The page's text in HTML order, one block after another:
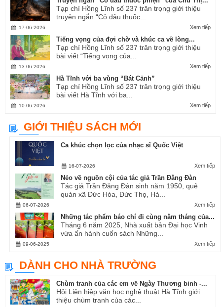
Tạp chí Hồng Lĩnh số 237 trân trọng giới thiệu
truyện ngắn “Cô dâu thuốc...
Xem tiếp
17-06-2026
Tiếng vọng của đợi chờ và khúc ca về lòng...
Tạp chí Hồng Lĩnh số 237 trân trọng giới thiệu
bài viết “Tiếng vọng của...
Xem tiếp
13-06-2026
Hà Tĩnh với ba vùng “Bát Cảnh”
Tạp chí Hồng Lĩnh số 237 trân trọng giới thiệu
bài viết Hà Tĩnh với ba...
Xem tiếp
10-06-2026
GIỚI THIỆU SÁCH MỚI
Ca khúc chọn lọc của nhạc sĩ Quốc Việt
Xem tiếp
16-07-2026
Nẻo về nguồn cội của tác giả Trần Đăng Đàn
Tác giả Trần Đăng Đàn sinh năm 1950, quê
quán xã Đức Hòa, Đức Thọ, Hà...
Xem tiếp
06-07-2026
Những tác phẩm báo chí đi cùng năm tháng của...
Tháng 6 năm 2025, Nhà xuất bản Đại học Vinh
vừa ấn hành cuốn sách Những...
Xem tiếp
09-06-2025
DÀNH CHO NHÀ TRƯỜNG
Chùm tranh của các em về Ngày Thương binh -...
Hội Liên hiệp văn học nghệ thuật Hà Tĩnh giới
thiệu chùm tranh của các...